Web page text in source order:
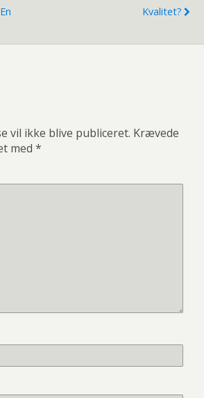
Kvalitet?
vil ikke blive publiceret. Krævede
med *